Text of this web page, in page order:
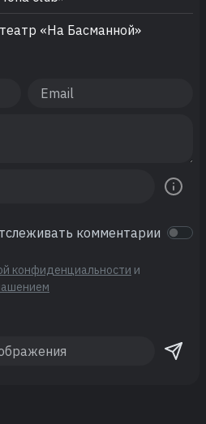
«На Басманной»
комментарии
конфиденциальности и